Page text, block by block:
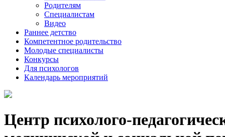
Родителям
Специалистам
Видео
Раннее детство
Компетентное родительство
Молодые специалисты
Конкурсы
Для психологов
Календарь мероприятий
Центр психолого-